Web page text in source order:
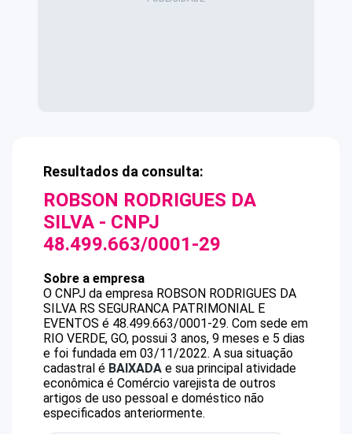
Resultados da consulta:
ROBSON RODRIGUES DA
SILVA - CNPJ
48.499.663/0001-29
Sobre a empresa
O CNPJ da empresa ROBSON RODRIGUES DA
SILVA RS SEGURANCA PATRIMONIAL E
EVENTOS é 48.499.663/0001-29. Com sede em
RIO VERDE, GO, possui 3 anos, 9 meses e 5 dias
e foi fundada em 03/11/2022. A sua situação
cadastral é BAIXADA e sua principal atividade
econômica é Comércio varejista de outros
artigos de uso pessoal e doméstico não
especificados anteriormente.